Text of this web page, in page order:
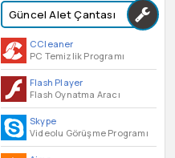
Güncel Alet Çantası
CCleaner
PC Temizlik Programı
Flash Player
Flash Oynatma Aracı
Skype
Videolu Görüşme Programı